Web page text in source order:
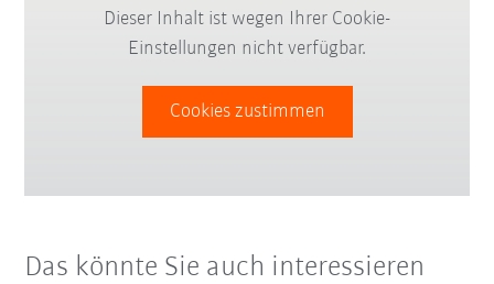
Dieser Inhalt ist wegen Ihrer Cookie-
Einstellungen nicht verfügbar.
Cookies zustimmen
Das könnte Sie auch interessieren